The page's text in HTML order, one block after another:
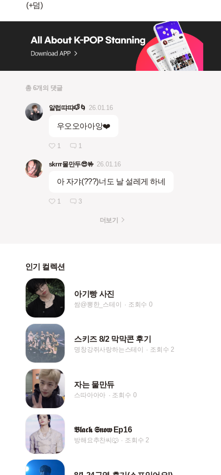
(+덤)
총 6개의 댓글
알럽땨땨🐶ᩚ🌀 26.01.16
우오오아아앙❤️
1 1
skrrr물만두😎🤟 26.01.16
아 자갸(???)너도 날 설레게 하네
1 3
더보기
인기 컬렉션
아기빵 사진
쌈@뽕한_스테이 조회수 0
스키즈 8/2 막막콘 후기
명창강쥐사랑하는스테이 조회수 2
자는 물만듀
스따아아아 조회수 0
𝕭𝖑𝖆𝖈𝖐 𝕾𝖓𝖔𝖜 Ep16
방해요추찬씨🐺 조회수 2